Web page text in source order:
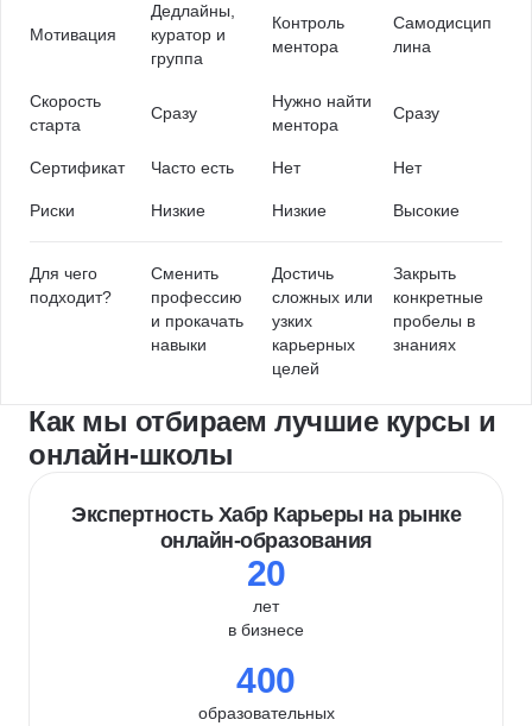
Мотивация
Дедлайны,
куратор и
группа
Контроль
ментора
Самодисцип
лина
Скорость
старта
Сразу
Нужно найти
ментора
Сразу
Сертификат Часто есть Нет Нет
Риски Низкие Низкие Высокие
Для чего
подходит?
Сменить
профессию
и прокачать
навыки
Достичь
сложных или
узких
карьерных
целей
Закрыть
конкретные
пробелы в
знаниях
Как мы отбираем лучшие курсы и
онлайн-школы
Экспертность Хабр Карьеры на рынке
онлайн-образования
20
лет
в бизнесе
400
образовательных